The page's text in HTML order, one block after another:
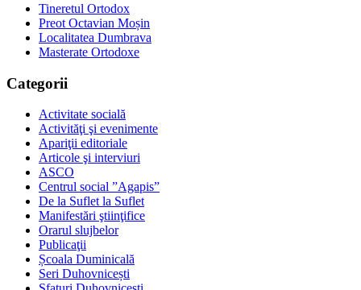
Tineretul Ortodox
Preot Octavian Moșin
Localitatea Dumbrava
Masterate Ortodoxe
Categorii
Activitate socială
Activităţi şi evenimente
Apariţii editoriale
Articole şi interviuri
ASCO
Centrul social ”Agapis”
De la Suflet la Suflet
Manifestări ştiinţifice
Orarul slujbelor
Publicaţii
Școala Duminicală
Seri Duhovnicești